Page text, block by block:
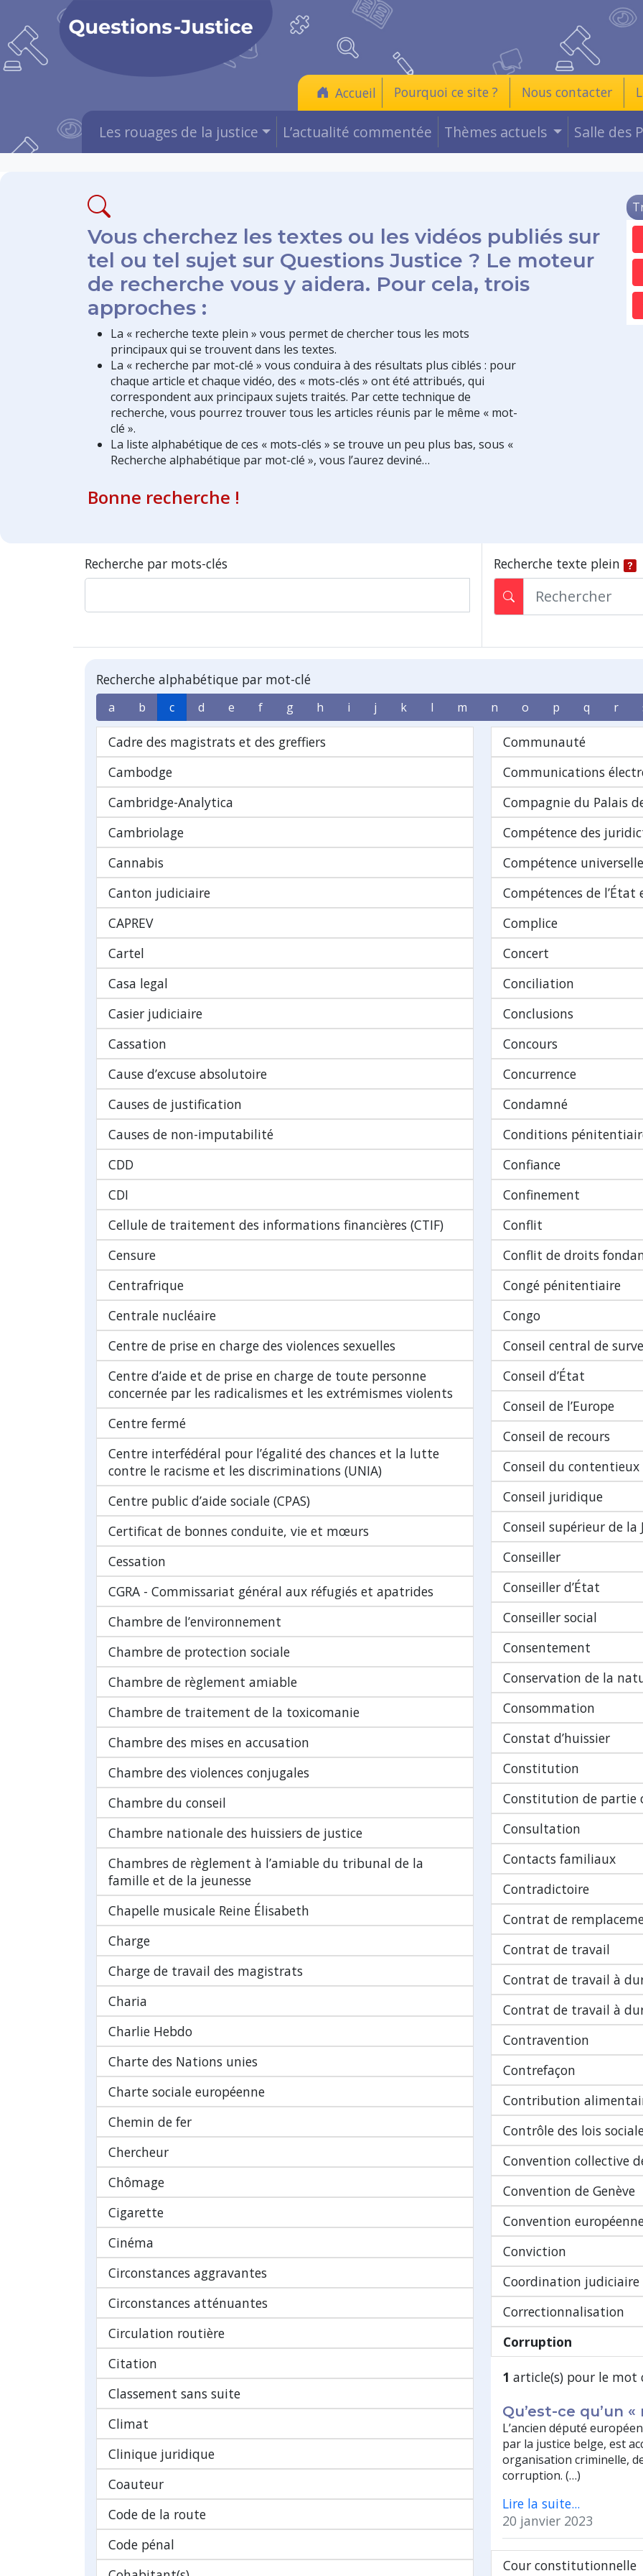
Accueil Pourquoi ce site ? Nous contacter
Les rouages de la justice L’actualité commentée Thèmes actuels Salle des
Vous cherchez les textes ou les vidéos publiés sur
tel ou tel sujet sur Questions Justice ? Le moteur
de recherche vous y aidera. Pour cela, trois
approches :
La « recherche texte plein » vous permet de chercher tous les mots
principaux qui se trouvent dans les textes.
La « recherche par mot-clé » vous conduira à des résultats plus ciblés : pour
chaque article et chaque vidéo, des « mots-clés » ont été attribués, qui
correspondent aux principaux sujets traités. Par cette technique de
recherche, vous pourrez trouver tous les articles réunis par le même « mot-
clé ».
La liste alphabétique de ces « mots-clés » se trouve un peu plus bas, sous «
Recherche alphabétique par mot-clé », vous l’aurez deviné…
Bonne recherche !
Recherche par mots-clés Recherche texte plein
Recherche alphabétique par mot-clé
a b c d e f g h i j k l m n o p q r
Cadre des magistrats et des greffiers
Cambodge
Cambridge-Analytica
Cambriolage
Cannabis
Canton judiciaire
CAPREV
Cartel
Casa legal
Casier judiciaire
Cassation
Cause d’excuse absolutoire
Causes de justification
Causes de non-imputabilité
CDD
CDI
Cellule de traitement des informations financières (CTIF)
Censure
Centrafrique
Centrale nucléaire
Centre de prise en charge des violences sexuelles
Centre d’aide et de prise en charge de toute personne
concernée par les radicalismes et les extrémismes violents
Centre fermé
Centre interfédéral pour l’égalité des chances et la lutte
contre le racisme et les discriminations (UNIA)
Centre public d’aide sociale (CPAS)
Certificat de bonnes conduite, vie et mœurs
Cessation
CGRA - Commissariat général aux réfugiés et apatrides
Chambre de l’environnement
Chambre de protection sociale
Chambre de règlement amiable
Chambre de traitement de la toxicomanie
Chambre des mises en accusation
Chambre des violences conjugales
Chambre du conseil
Chambre nationale des huissiers de justice
Chambres de règlement à l’amiable du tribunal de la
famille et de la jeunesse
Chapelle musicale Reine Élisabeth
Charge
Charge de travail des magistrats
Charia
Charlie Hebdo
Charte des Nations unies
Charte sociale européenne
Chemin de fer
Chercheur
Chômage
Cigarette
Cinéma
Circonstances aggravantes
Circonstances atténuantes
Circulation routière
Citation
Classement sans suite
Climat
Clinique juridique
Coauteur
Code de la route
Code pénal
Communauté
Communications
Compagnie du Palais
Compétence des
Compétence universelle
Compétences de
Complice
Concert
Conciliation
Conclusions
Concours
Concurrence
Condamné
Conditions
Confiance
Confinement
Conflit
Conflit de droits
Congé pénitentiaire
Congo
Conseil central de
Conseil d’État
Conseil de l’Europe
Conseil de recours
Conseil du contentieux
Conseil juridique
Conseil supérieur de la
Conseiller
Conseiller d’État
Conseiller social
Consentement
Conservation de la
Consommation
Constat d’huissier
Constitution
Constitution de partie
Consultation
Contacts familiaux
Contradictoire
Contrat de
Contrat de travail
Contrat de travail à
Contrat de travail à
Contravention
Contrefaçon
Contribution
Contrôle des lois
Convention collective
Convention de Genève
Convention
Conviction
Coordination judiciaire
Correctionnalisation
Corruption
1 article(s) pour le mot
Qu’est-ce qu’un
L’ancien député
par la justice belge, est
organisation criminelle,
corruption. (…)
Lire la suite...
20 janvier 2023
Cour constitutionnelle